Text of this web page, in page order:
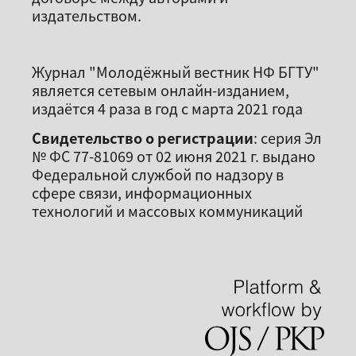
издательством.
Журнал "Молодёжный вестник НФ БГТУ"
является сетевым онлайн-изданием,
издаётся 4 раза в год с марта 2021 года
Свидетельство о регистрации: серия Эл
№ ФС 77-81069 от 02 июня 2021 г. выдано
Федеральной службой по надзору в
сфере связи, информационных
технологий и массовых коммуникаций